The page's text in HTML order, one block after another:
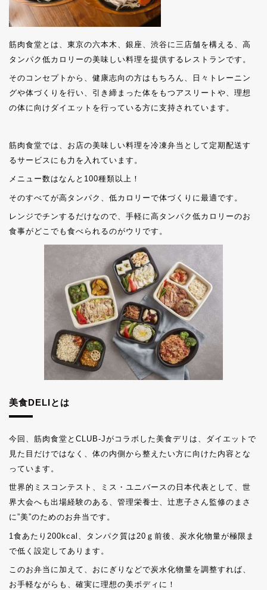
筋肉食堂とは、東京の六本木、銀座、渋谷に三店舗を構える、高
タンパク低カロリーの美味しい料理を提供するレストランです。
そのコンセプトから、健康志向の方はもちろん、日々トレーニン
グや体づくりを行い、引き締まった体をもつアスリートや、理想
の体に向けダイエットを行っている方に支持されています。
筋肉食堂では、お店の美味しい料理を冷凍弁当として定期配送す
るサービスにも力を入れています。
メニュー数はなんと100種類以上！
そのすべてが高タンパク、低カロリーで体づくりに最適です。
レンジでチンするだけなので、手軽に高タンパク低カロリーのお
食事がどこでも食べられるのがウリです。
美食DELIとは
今回、筋肉食堂とCLUB-Jがコラボした美食デリは、ダイエットで
見た目だけではなく、体の内側から整えたい方に向けた内容とな
っています。
世界的ミスコンテスト、ミス・ユニバースの日本代表として、世
界大会へも出場経験のある、管理栄養士、辻恵子さん監修のまさ
に”美”のためのお弁当です。
1食あたり200kcal、タンパク質は20ｇ前後、炭水化物量が極限ま
で低く設定してあります。
このお弁当に加えて、おにぎりなどで炭水化物量を調整すれば、
お手軽ながらも、確実に理想の美ボディに！